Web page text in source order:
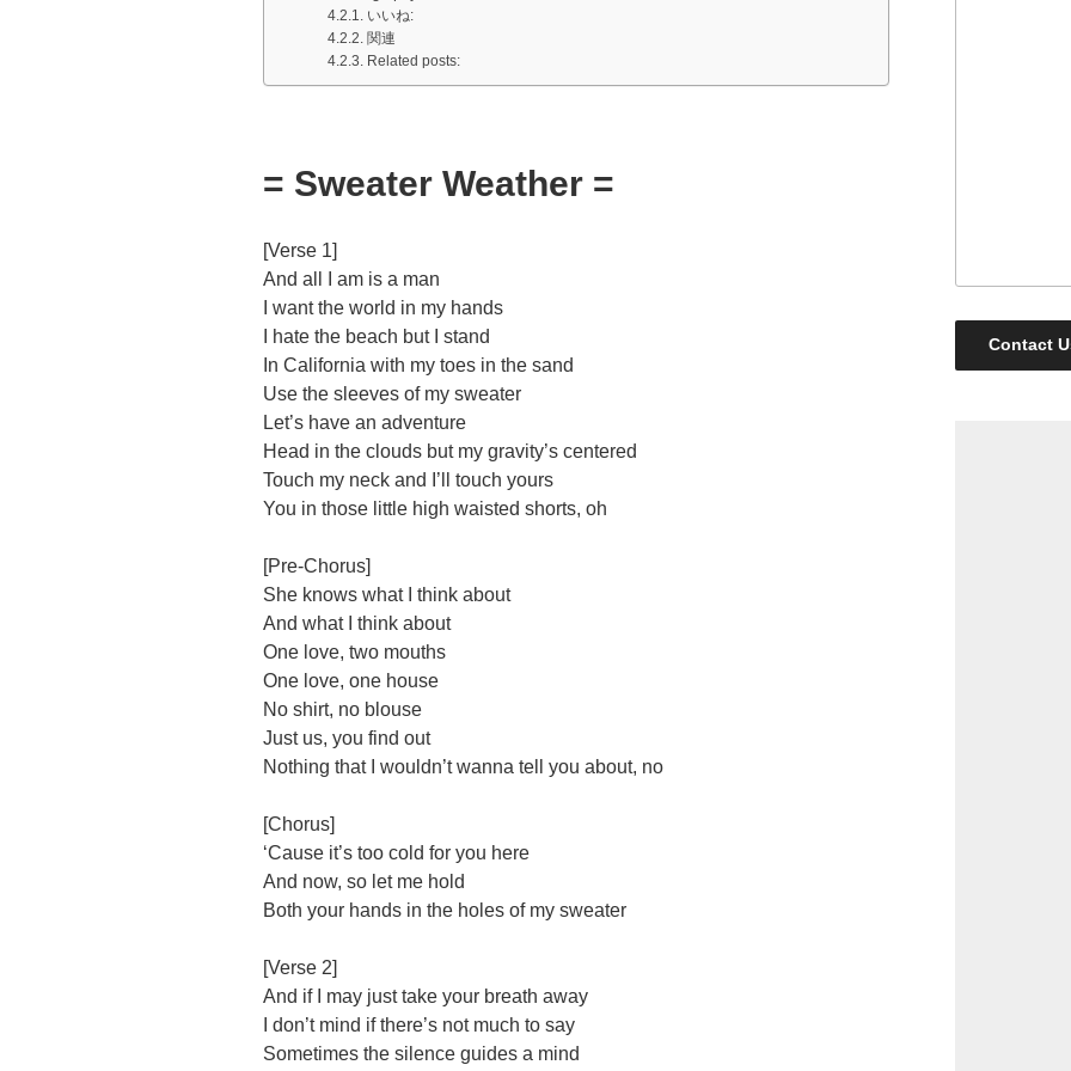
いいね:
関連
Related posts:
= Sweater Weather =
[Verse 1]
And all I am is a man
I want the world in my hands
I hate the beach but I stand
In California with my toes in the sand
Use the sleeves of my sweater
Let’s have an adventure
Head in the clouds but my gravity’s centered
Touch my neck and I’ll touch yours
You in those little high waisted shorts, oh
[Pre-Chorus]
She knows what I think about
And what I think about
One love, two mouths
One love, one house
No shirt, no blouse
Just us, you find out
Nothing that I wouldn’t wanna tell you about, no
[Chorus]
‘Cause it’s too cold for you here
And now, so let me hold
Both your hands in the holes of my sweater
[Verse 2]
And if I may just take your breath away
I don’t mind if there’s not much to say
Sometimes the silence guides a mind
Contact